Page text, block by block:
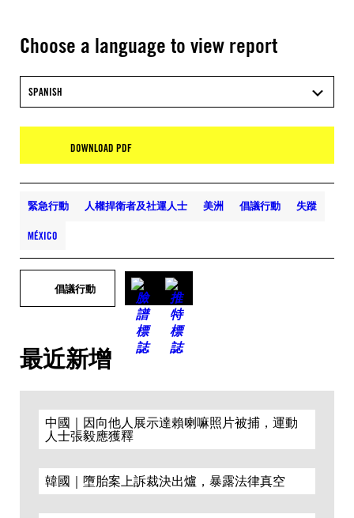
Choose a language to view report
SPANISH
DOWNLOAD PDF
緊急行動 人權捍衛者及社運人士 美洲 倡議行動 失蹤
MÉXICO
倡議行動
最近新增
中國｜因向他人展示達賴喇嘛照片被捕，運動
人士張毅應獲釋
韓國｜墮胎案上訴裁決出爐，暴露法律真空